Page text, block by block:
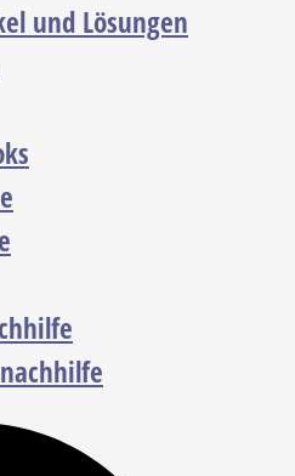
und Lösungen